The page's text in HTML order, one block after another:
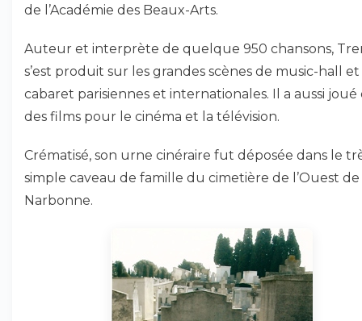
de l’Académie des Beaux-Arts.
Auteur et interprète de quelque 950 chansons,
s’est produit sur les grandes scènes de music-hall
cabaret parisiennes et internationales. Il a aussi joué
des films pour le cinéma et la télévision.
Crématisé, son urne cinéraire fut déposée dans le
simple caveau de famille du cimetière de l’Ouest de
Narbonne.